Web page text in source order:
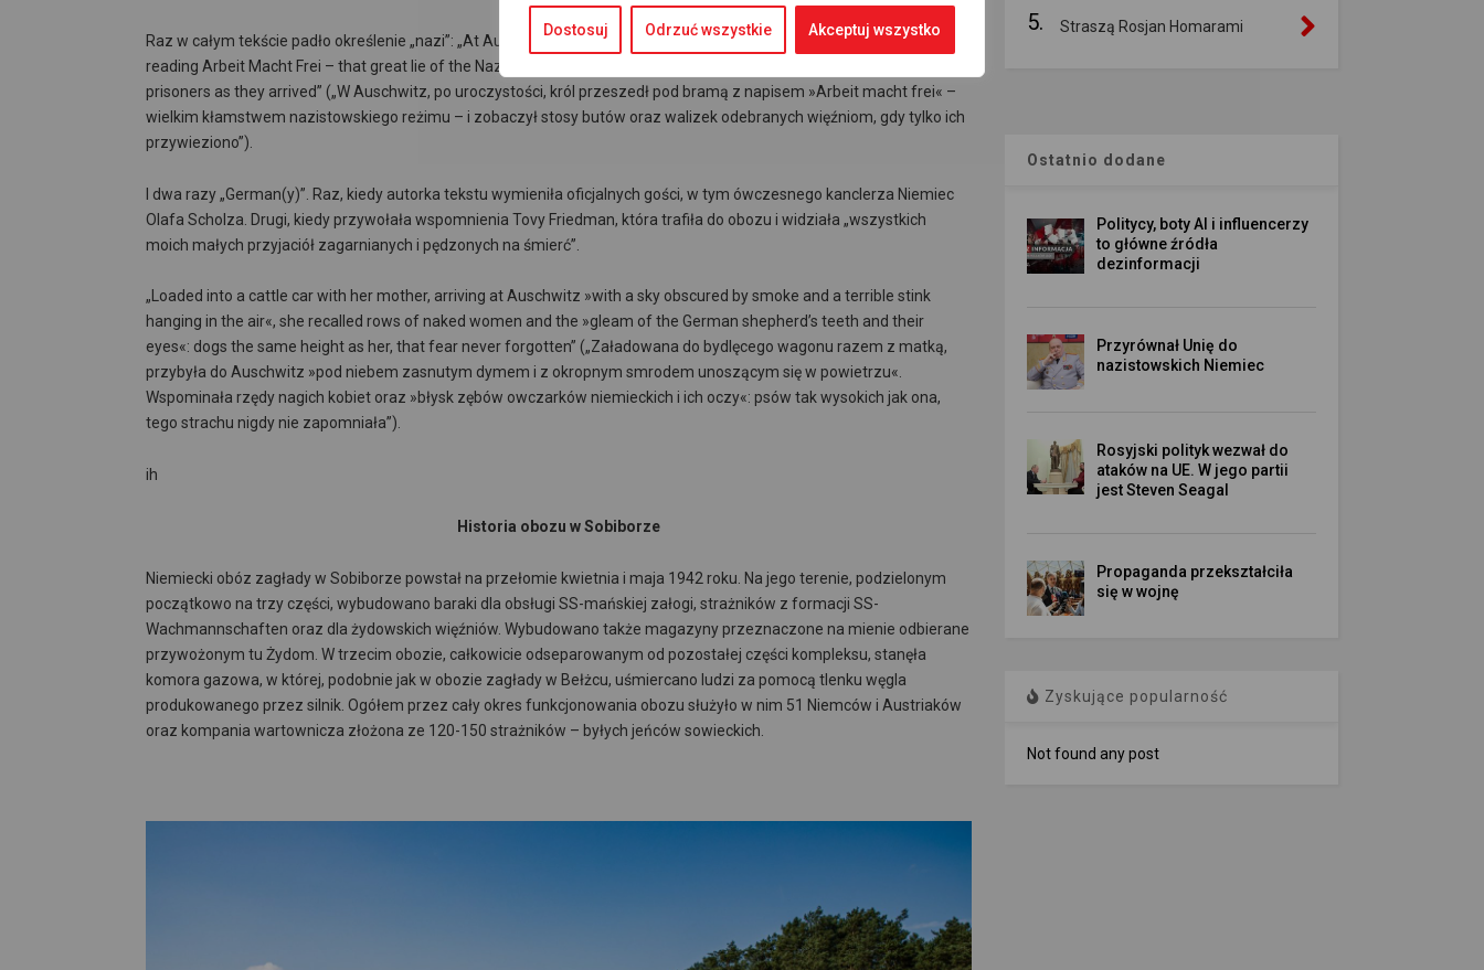
Dostosuj Odrzuć wszystkie Akceptuj wszystko
Raz w całym tekście padło określenie „nazi”: „At Auschwitz, after the service, the King walked underneath the gate
reading Arbeit Macht Frei – that great lie of the Nazi regime – and saw the stacks of shoes and suitcases taken from
prisoners as they arrived” („W Auschwitz, po uroczystości, król przeszedł pod bramą z napisem »Arbeit macht frei« –
wielkim kłamstwem nazistowskiego reżimu – i zobaczył stosy butów oraz walizek odebranych więźniom, gdy tylko ich
przywieziono”).
I dwa razy „German(y)”. Raz, kiedy autorka tekstu wymieniła oficjalnych gości, w tym ówczesnego kanclerza Niemiec
Olafa Scholza. Drugi, kiedy przywołała wspomnienia Tovy Friedman, która trafiła do obozu i widziała „wszystkich
moich małych przyjaciół zagarnianych i pędzonych na śmierć”.
„Loaded into a cattle car with her mother, arriving at Auschwitz »with a sky obscured by smoke and a terrible stink
hanging in the air«, she recalled rows of naked women and the »gleam of the German shepherd’s teeth and their
eyes«: dogs the same height as her, that fear never forgotten” („Załadowana do bydlęcego wagonu razem z matką,
przybyła do Auschwitz »pod niebem zasnutym dymem i z okropnym smrodem unoszącym się w powietrzu«.
Wspominała rzędy nagich kobiet oraz »błysk zębów owczarków niemieckich i ich oczy«: psów tak wysokich jak ona,
tego strachu nigdy nie zapomniała”).
ih
Historia obozu w Sobiborze
Niemiecki obóz zagłady w Sobiborze powstał na przełomie kwietnia i maja 1942 roku. Na jego terenie, podzielonym
początkowo na trzy części, wybudowano baraki dla obsługi SS-mańskiej załogi, strażników z formacji SS-
Wachmannschaften oraz dla żydowskich więźniów. Wybudowano także magazyny przeznaczone na mienie odbierane
przywożonym tu Żydom. W trzecim obozie, całkowicie odseparowanym od pozostałej części kompleksu, stanęła
komora gazowa, w której, podobnie jak w obozie zagłady w Bełżcu, uśmiercano ludzi za pomocą tlenku węgla
produkowanego przez silnik. Ogółem przez cały okres funkcjonowania obozu służyło w nim 51 Niemców i Austriaków
oraz kompania wartownicza złożona ze 120-150 strażników – byłych jeńców sowieckich.
5. Straszą Rosjan Homarami
Ostatnio dodane
Politycy, boty AI i influencerzy
to główne źródła
dezinformacji
Przyrównał Unię do
nazistowskich Niemiec
Rosyjski polityk wezwał do
ataków na UE. W jego partii
jest Steven Seagal
Propaganda przekształciła
się w wojnę
Zyskujące popularność
Not found any post